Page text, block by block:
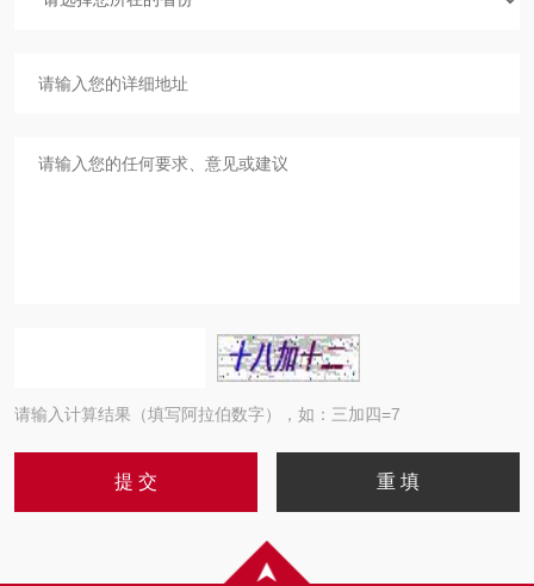
请输入计算结果（填写阿拉伯数字），如：三加四=7